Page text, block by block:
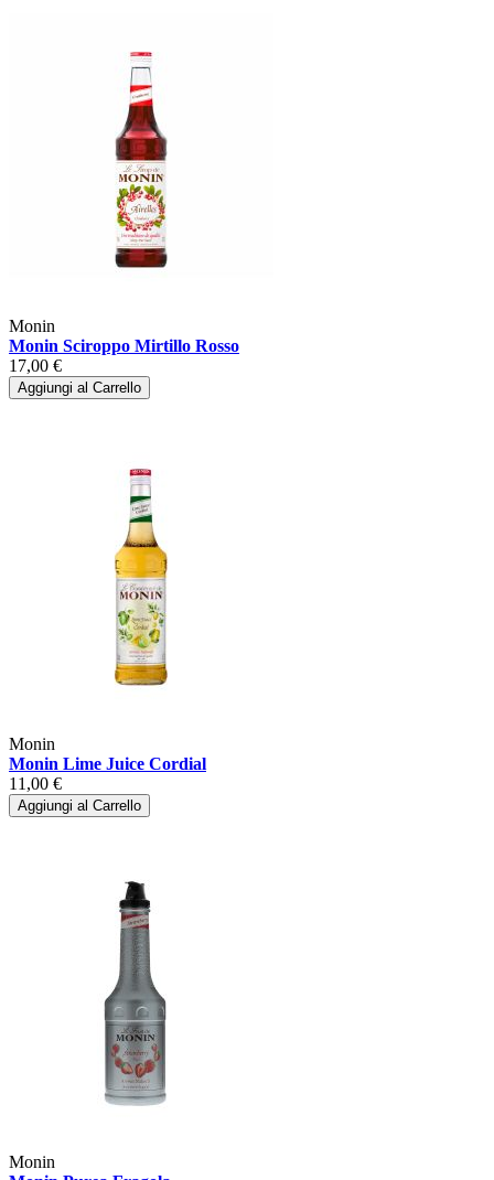
Monin
Monin Sciroppo Mirtillo Rosso
17,00 €
Aggiungi al Carrello
Monin
Monin Lime Juice Cordial
11,00 €
Aggiungi al Carrello
Monin